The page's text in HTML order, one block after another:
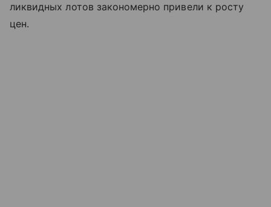
ликвидных лотов закономерно привели к росту
цен.